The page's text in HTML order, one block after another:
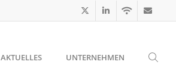
AKTUELLES UNTERNEHMEN